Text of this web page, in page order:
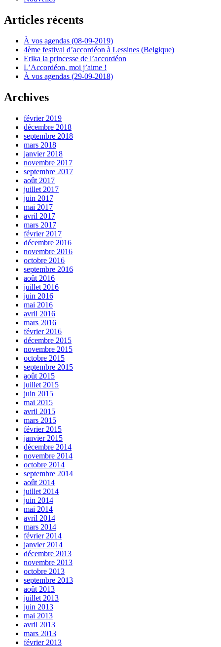
Articles récents
À vos agendas (08-09-2019)
4ème festival d’accordéon à Lessines (Belgique)
Erika la princesse de l’accordéon
L’Accordéon, moi j’aime !
À vos agendas (29-09-2018)
Archives
février 2019
décembre 2018
septembre 2018
mars 2018
janvier 2018
novembre 2017
septembre 2017
août 2017
juillet 2017
juin 2017
mai 2017
avril 2017
mars 2017
février 2017
décembre 2016
novembre 2016
octobre 2016
septembre 2016
août 2016
juillet 2016
juin 2016
mai 2016
avril 2016
mars 2016
février 2016
décembre 2015
novembre 2015
octobre 2015
septembre 2015
août 2015
juillet 2015
juin 2015
mai 2015
avril 2015
mars 2015
février 2015
janvier 2015
décembre 2014
novembre 2014
octobre 2014
septembre 2014
août 2014
juillet 2014
juin 2014
mai 2014
avril 2014
mars 2014
février 2014
janvier 2014
décembre 2013
novembre 2013
octobre 2013
septembre 2013
août 2013
juillet 2013
juin 2013
mai 2013
avril 2013
mars 2013
février 2013